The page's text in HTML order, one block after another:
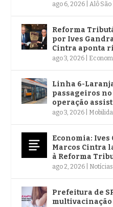
ago 6, 2026 |Alô São
Reforma
por Ives
Cintra aponta
ago 3, 2026
Linha 6-
passageiros
operação
ago 3, 2026
Economia:
Marcos Cintra
à Reforma
ago 2, 2026 Notícias
Prefeitura de
multivacinação